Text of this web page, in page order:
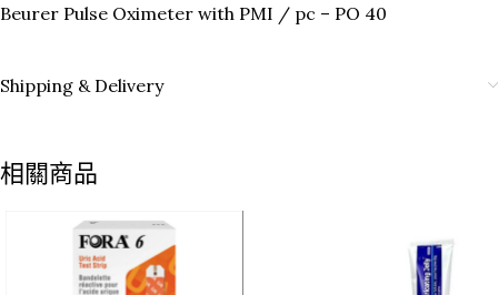
Beurer Pulse Oximeter with PMI / pc – PO 40
Shipping & Delivery
相關商品